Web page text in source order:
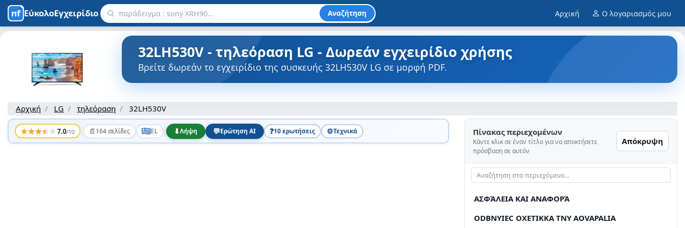
ΕύκολοΕγχειρίδιο Αναζήτηση Αρχική Ο λογαριασμός μου
32LH530V - τηλεόραση LG - Δωρεάν εγχειρίδιο χρήσης
Βρείτε δωρεάν το εγχειρίδιο της συσκευής 32LH530V LG σε μορφή PDF.
Αρχική LG τηλεόραση 32LH530V
★★★★★7.0/10 📄 164 σελίδες EL ⬇Λήψη 💬Ερώτηση AI ❓10 ερωτήσεις ⚙️Τεχνικά Πίνακας περιεχομένων
Κάντε κλικ σε έναν τίτλο για να αποκτήσετε
πρόσβαση σε αυτόν
Απόκρυψη
AΣΦΆΛΕΙΑ ΚΑΙ ΑΝΑΦΟΡΆ
ODBNYIEC OXETIKKA TNY AOVAPALIA